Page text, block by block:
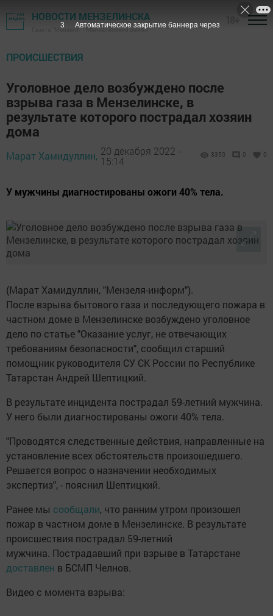
НОВОСТИ МЕНЗЕЛИНСКА
Газета "Мензеля" - Мензелинский район
ПРОИСШЕСТВИЯ
Уголовное дело возбуждено после
взрыва газа в Мензелинске, в
результате которого пострадал хозяин
дома
Марат Хамидуллин, 20 декабря 2022 -
15:14
3350 0 0
У мужчины диагностированы ожоги 40% тела.
(Марат Хамидуллин, "Мензеля-информ").
После взрыва бытового газа и последующего пожара в
частном доме в Мензелинске возбуждено уголовное
дело по статье "Оказание услуг, не отвечающих
требованиям безопасности", сообщил старший
помощник руководителя СУ СК России по Республике
Татарстан Андрей Шептицкий.
В результате инцидента пострадал 59-летний мужчина.
У него были диагностированы ожоги 40% тела.
"Проводятся следственные действия, направленные на
установление всех обстоятельств произошедшего.
Решается вопрос о назначении необходимых
экспертиз", - пояснил Шептицкий.
Ранее мы сообщали, что ранним утром произошел
пожар в частном доме в Мензелинске. В результате
происшествия пострадал 59-летний
мужчина. Пострадавший при взрыве в Татарстане
доставлен в БСМП Челнов.
Видео с момента взрыва:
2 Автоматическое закрытие баннера через